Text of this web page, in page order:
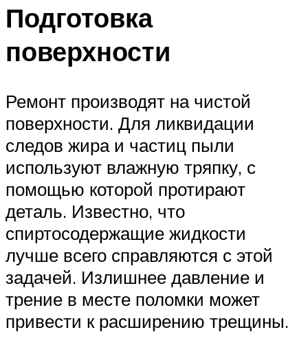
Подготовка
поверхности
Ремонт производят на чистой
поверхности. Для ликвидации
следов жира и частиц пыли
используют влажную тряпку, с
помощью которой протирают
деталь. Известно, что
спиртосодержащие жидкости
лучше всего справляются с этой
задачей. Излишнее давление и
трение в месте поломки может
привести к расширению трещины.